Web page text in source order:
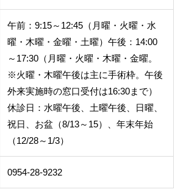
午前：9:15～12:45（月曜・火曜・水
曜・木曜・金曜・土曜）午後：14:00
～17:30（月曜・火曜・木曜・金曜。
※火曜・木曜午後は主に手術枠。午後
外来実施時の窓口受付は16:30まで）
休診日：水曜午後、土曜午後、日曜、
祝日、お盆（8/13～15）、年末年始
（12/28～1/3）
0954-28-9232